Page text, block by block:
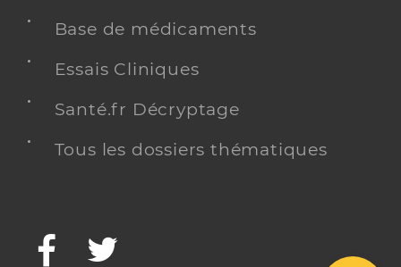
Base de médicaments
Essais Cliniques
Santé.fr Décryptage
Tous les dossiers thématiques
Facebook